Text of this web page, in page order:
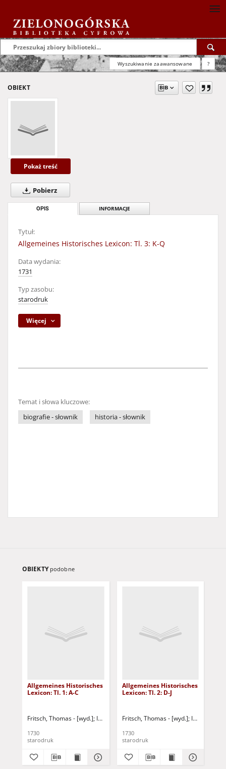
Wyszukiwanie zaawansowane ?
OBIEKT
Pokaż treść
Pobierz
OPIS INFORMACJE
Tytuł:
Allgemeines Historisches Lexicon: Tl. 3: K-Q
Data wydania:
1731
Typ zasobu:
starodruk
Więcej
Temat i słowa kluczowe:
biografie - słownik
historia - słownik
OBIEKTY podobne
Allgemeines Historisches
Lexicon: Tl. 1: A-C
Fritsch, Thomas - [wyd.] Iselin, Jakob Christoph Buddeus, Johann Franz
1730
starodruk
Allgemeines Historisches
Lexicon: Tl. 2: D-J
Fritsch, Thomas - [wyd.] Iselin,
1730
starodruk